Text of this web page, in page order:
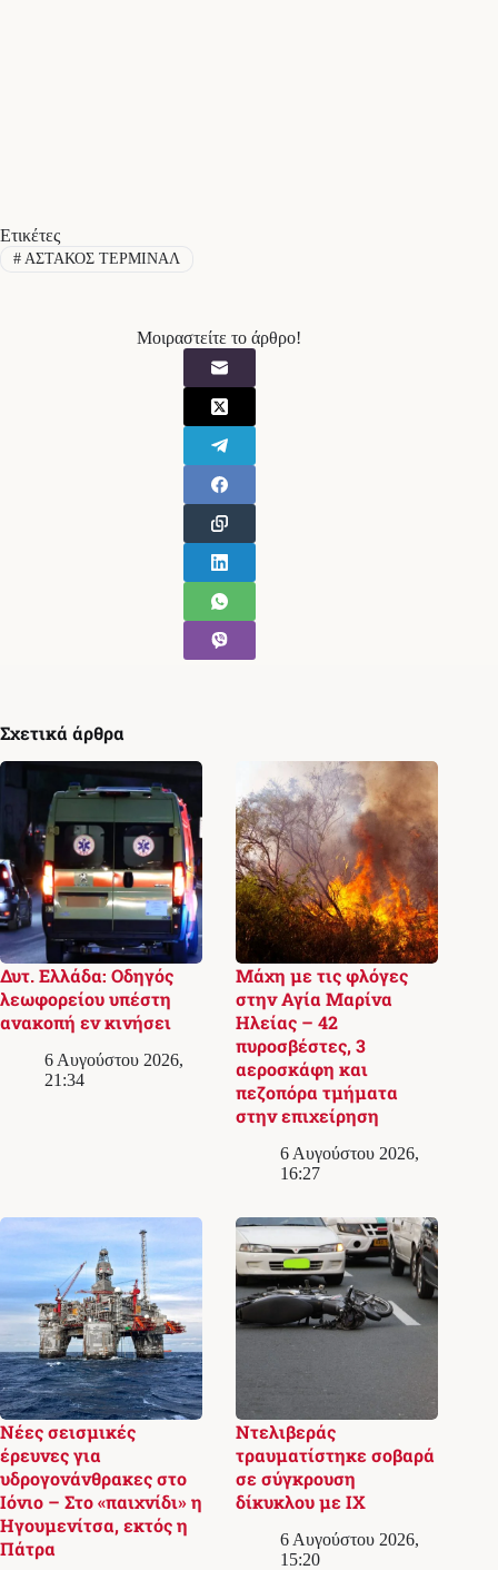
Ετικέτες
#ΑΣΤΑΚΟΣ ΤΕΡΜΙΝΑΛ
Μοιραστείτε το άρθρο!
Σχετικά άρθρα
Δυτ. Ελλάδα: Οδηγός
λεωφορείου υπέστη
ανακοπή εν κινήσει
6 Αυγούστου 2026,
21:34
Μάχη με τις φλόγες
στην Αγία Μαρίνα
Ηλείας – 42
πυροσβέστες, 3
αεροσκάφη και
πεζοπόρα τμήματα
στην επιχείρηση
6 Αυγούστου 2026,
16:27
Νέες σεισμικές
έρευνες για
υδρογονάνθρακες στο
Ιόνιο – Στο «παιχνίδι» η
Ηγουμενίτσα, εκτός η
Πάτρα
Ντελιβεράς
τραυματίστηκε σοβαρά
σε σύγκρουση
δίκυκλου με ΙΧ
6 Αυγούστου 2026,
15:20